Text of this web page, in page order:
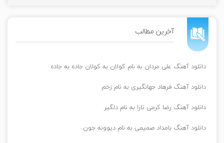
آخرین مطالب
دانلود آهنگ علی مردان به نام کولان به کولان جاده به جاده
دانلود آهنگ فرهاد جهانگیری به نام زخم
دانلود آهنگ رضا کرمی تارا به نام دلگیر
دانلود آهنگ بامداد صمیمی به نام دیوونه جون